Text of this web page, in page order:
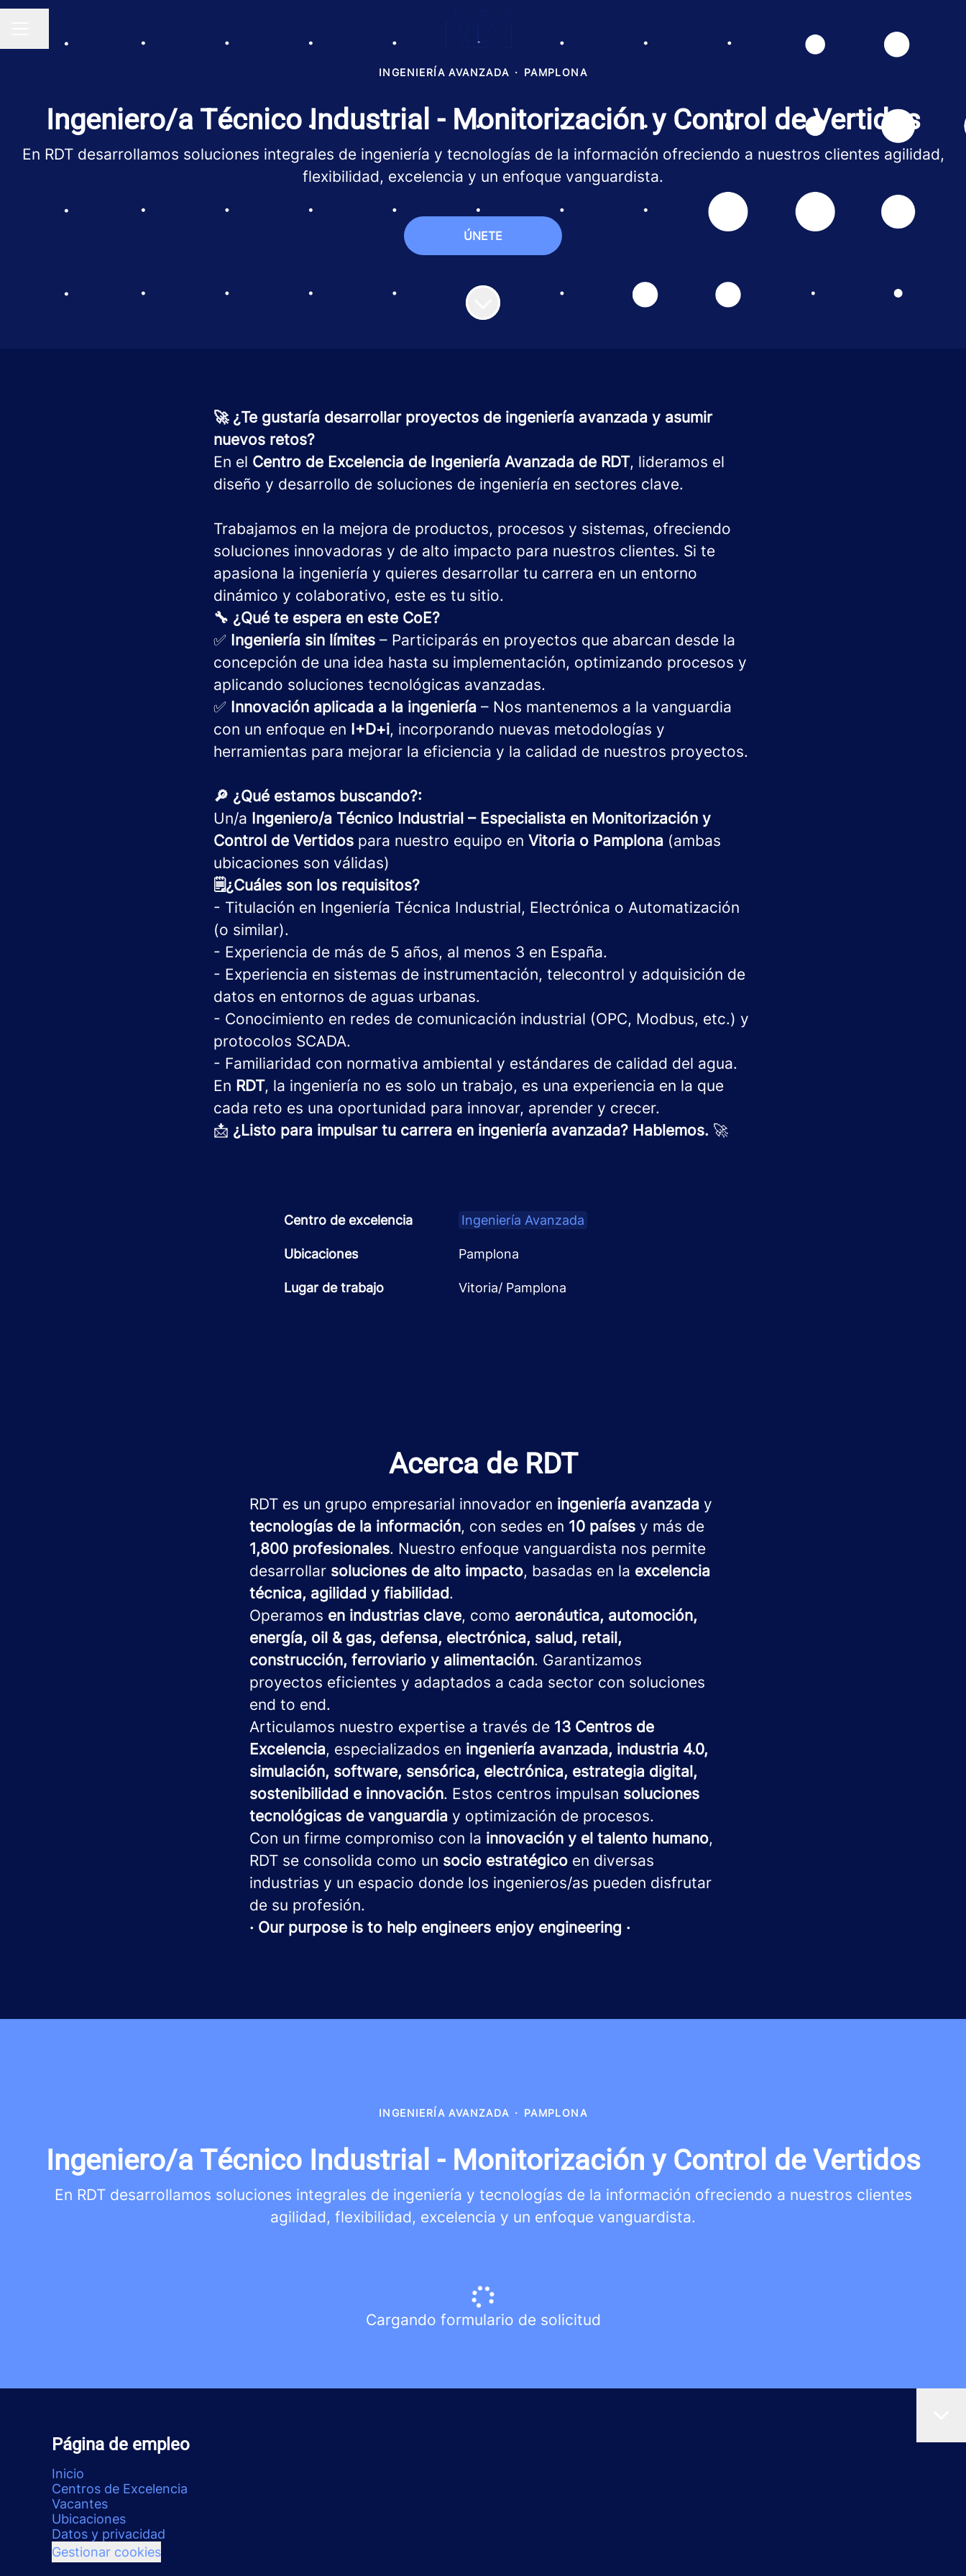
INGENIERÍA AVANZADA · PAMPLONA
Ingeniero/a Técnico Industrial - Monitorización y Control de Vertidos
En RDT desarrollamos soluciones integrales de ingeniería y tecnologías de la información ofreciendo a nuestros clientes agilidad,
flexibilidad, excelencia y un enfoque vanguardista.
ÚNETE
🚀 ¿Te gustaría desarrollar proyectos de ingeniería avanzada y asumir
nuevos retos?
En el Centro de Excelencia de Ingeniería Avanzada de RDT, lideramos el
diseño y desarrollo de soluciones de ingeniería en sectores clave.
Trabajamos en la mejora de productos, procesos y sistemas, ofreciendo
soluciones innovadoras y de alto impacto para nuestros clientes. Si te
apasiona la ingeniería y quieres desarrollar tu carrera en un entorno
dinámico y colaborativo, este es tu sitio.
🔧 ¿Qué te espera en este CoE?
✅ Ingeniería sin límites – Participarás en proyectos que abarcan desde la
concepción de una idea hasta su implementación, optimizando procesos y
aplicando soluciones tecnológicas avanzadas.
✅ Innovación aplicada a la ingeniería – Nos mantenemos a la vanguardia
con un enfoque en I+D+i, incorporando nuevas metodologías y
herramientas para mejorar la eficiencia y la calidad de nuestros proyectos.
🔎 ¿Qué estamos buscando?:
Un/a Ingeniero/a Técnico Industrial – Especialista en Monitorización y
Control de Vertidos para nuestro equipo en Vitoria o Pamplona (ambas
ubicaciones son válidas)
🗒️¿Cuáles son los requisitos?
- Titulación en Ingeniería Técnica Industrial, Electrónica o Automatización
(o similar).
- Experiencia de más de 5 años, al menos 3 en España.
- Experiencia en sistemas de instrumentación, telecontrol y adquisición de
datos en entornos de aguas urbanas.
- Conocimiento en redes de comunicación industrial (OPC, Modbus, etc.) y
protocolos SCADA.
- Familiaridad con normativa ambiental y estándares de calidad del agua.
En RDT, la ingeniería no es solo un trabajo, es una experiencia en la que
cada reto es una oportunidad para innovar, aprender y crecer.
📩 ¿Listo para impulsar tu carrera en ingeniería avanzada? Hablemos. 🚀
Centro de excelencia Ingeniería Avanzada
Ubicaciones Pamplona
Lugar de trabajo Vitoria/ Pamplona
Acerca de RDT
RDT es un grupo empresarial innovador en ingeniería avanzada y
tecnologías de la información, con sedes en 10 países y más de
1,800 profesionales. Nuestro enfoque vanguardista nos permite
desarrollar soluciones de alto impacto, basadas en la excelencia
técnica, agilidad y fiabilidad.
Operamos en industrias clave, como aeronáutica, automoción,
energía, oil & gas, defensa, electrónica, salud, retail,
construcción, ferroviario y alimentación. Garantizamos
proyectos eficientes y adaptados a cada sector con soluciones
end to end.
Articulamos nuestro expertise a través de 13 Centros de
Excelencia, especializados en ingeniería avanzada, industria 4.0,
simulación, software, sensórica, electrónica, estrategia digital,
sostenibilidad e innovación. Estos centros impulsan soluciones
tecnológicas de vanguardia y optimización de procesos.
Con un firme compromiso con la innovación y el talento humano,
RDT se consolida como un socio estratégico en diversas
industrias y un espacio donde los ingenieros/as pueden disfrutar
de su profesión.
· Our purpose is to help engineers enjoy engineering ·
INGENIERÍA AVANZADA · PAMPLONA
Ingeniero/a Técnico Industrial - Monitorización y Control de Vertidos
En RDT desarrollamos soluciones integrales de ingeniería y tecnologías de la información ofreciendo a nuestros clientes
agilidad, flexibilidad, excelencia y un enfoque vanguardista.
Cargando formulario de solicitud
Página de empleo
Inicio
Centros de Excelencia
Vacantes
Ubicaciones
Datos y privacidad
Gestionar cookies